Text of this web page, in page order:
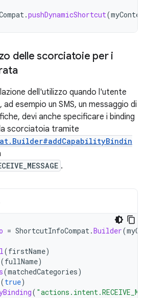
.pushDynamicShortcut(
delle scorciatoie per i
dell'utilizzo quando l'utente
esempio un SMS, un messaggio di
devi anche specificare i binding
scorciatoia tramite
.
= ShortcutInfoCompat.Builder(
(firstName)
(fullName)
(matchedCategories)
(true)
(